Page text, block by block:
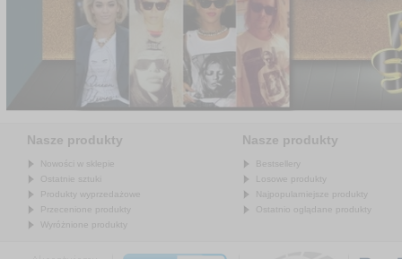
Nasze produkty
Nowości w sklepie
Ostatnie sztuki
Produkty wyprzedażowe
Przecenione produkty
Wyróżnione produkty
Nasze produkty
Bestsellery
Losowe produkty
Najpopularniejsze produkty
Ostatnio oglądane produkty